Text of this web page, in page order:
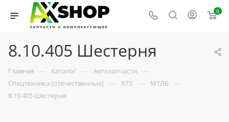
0
8.10.405 Шестерня
Главная — Каталог — Автозапчасти —
Спецтехника (отечественные) — ХТЗ — МТЛБ —
8.10.405 Шестерня